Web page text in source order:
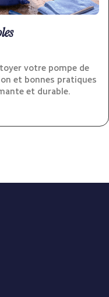
votre pompe de
et bonnes pratiques
et durable.